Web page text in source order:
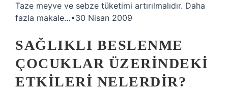
Taze meyve ve sebze tüketimi artırılmalıdır. Daha
fazla makale…•30 Nisan 2009
SAĞLIKLI BESLENME
ÇOCUKLAR ÜZERINDEKI
ETKILERI NELERDIR?